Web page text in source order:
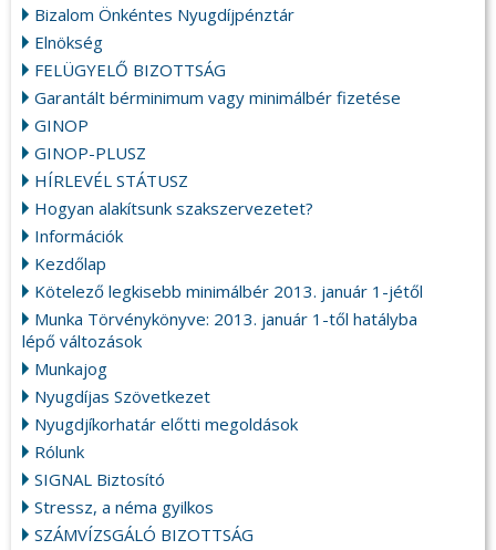
Bizalom Önkéntes Nyugdíjpénztár
Elnökség
FELÜGYELŐ BIZOTTSÁG
Garantált bérminimum vagy minimálbér fizetése
GINOP
GINOP-PLUSZ
HÍRLEVÉL STÁTUSZ
Hogyan alakítsunk szakszervezetet?
Információk
Kezdőlap
Kötelező legkisebb minimálbér 2013. január 1-jétől
Munka Törvénykönyve: 2013. január 1-től hatályba
lépő változások
Munkajog
Nyugdíjas Szövetkezet
Nyugdjíkorhatár előtti megoldások
Rólunk
SIGNAL Biztosító
Stressz, a néma gyilkos
SZÁMVÍZSGÁLÓ BIZOTTSÁG